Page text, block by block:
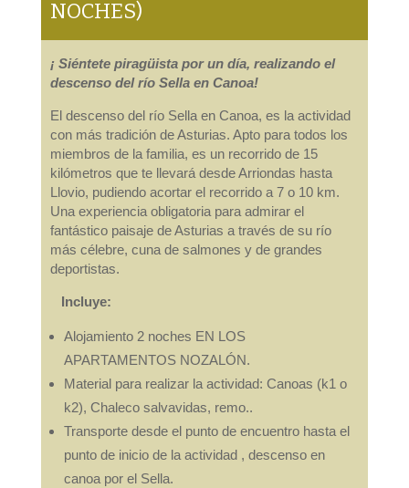
NOCHES)
¡ Siéntete piragüista por un día, realizando el
descenso del río Sella en Canoa!
El descenso del río Sella en Canoa, es la actividad
con más tradición de Asturias. Apto para todos los
miembros de la familia, es un recorrido de 15
kilómetros que te llevará desde Arriondas hasta
Llovio, pudiendo acortar el recorrido a 7 o 10 km.
Una experiencia obligatoria para admirar el
fantástico paisaje de Asturias a través de su río
más célebre, cuna de salmones y de grandes
deportistas.
Incluye:
Alojamiento 2 noches EN LOS
APARTAMENTOS NOZALÓN.
Material para realizar la actividad: Canoas (k1 o
k2), Chaleco salvavidas, remo..
Transporte desde el punto de encuentro hasta el
punto de inicio de la actividad , descenso en
canoa por el Sella.